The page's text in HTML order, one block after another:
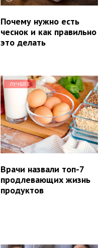
Почему нужно есть
чеснок и как правильно
это делать
ЛУЧШЕЕ
Врачи назвали топ-7
продлевающих жизнь
продуктов